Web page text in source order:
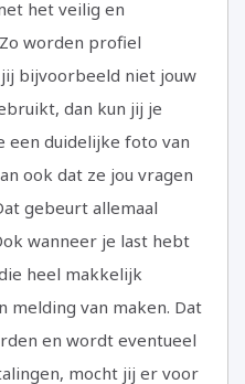
het veilig en
worden profiel
bijvoorbeeld niet jouw
dan kun jij je
duidelijke foto van
ook dat ze jou vragen
gebeurt allemaal
wanneer je last hebt
heel makkelijk
melding van maken. Dat
en wordt eventueel
mocht jij er voor